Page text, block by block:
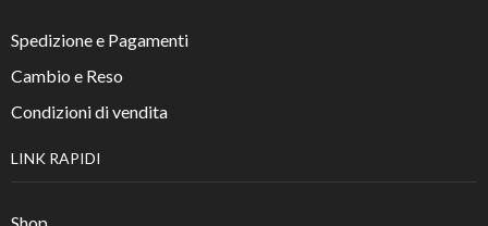
Spedizione e Pagamenti
Cambio e Reso
Condizioni di vendita
LINK RAPIDI